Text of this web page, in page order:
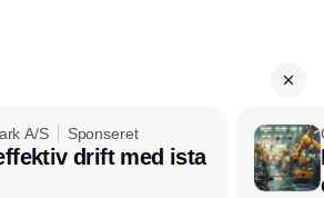
A/S Sponseret
drift med ista